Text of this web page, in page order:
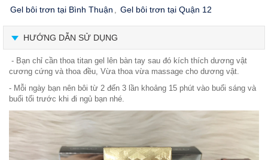
Gel bôi trơn tại Bình Thuận , Gel bôi trơn tại Quận 12
HƯỚNG DẪN SỬ DỤNG
- Bạn chỉ cần thoa titan gel lên bàn tay sau đó kích thích dương vật
cương cứng và thoa đều, Vừa thoa vừa massage cho dương vật.
- Mỗi ngày bạn nên bôi từ 2 đến 3 lần khoảng 15 phút vào buổi sáng và
buổi tối trước khi đi ngủ bạn nhé.